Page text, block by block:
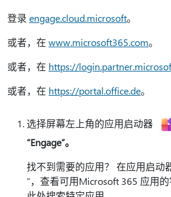
登录 engage.cloud.microsoft。
或者，在 www.microsoft365.com。
或者，在 https://
或者，在 https://portal.office.de。
选择屏幕左上角的应用启动器
“Engage”。
找不到需要的应用？ 在应用启动
”，查看可用Microsoft 365 应用